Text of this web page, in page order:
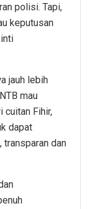
polisi. Tapi,
keputusan
jauh lebih
mau
cuitan Fihir,
dapat
transparan dan